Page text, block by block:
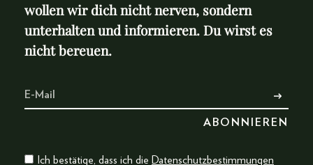
wollen wir dich nicht nerven, sondern
unterhalten und informieren. Du wirst es
nicht bereuen.
Ich bestätige, dass ich die Datenschutzbestimmungen